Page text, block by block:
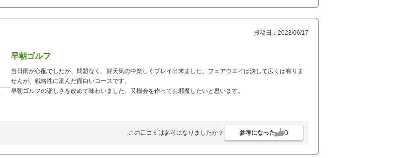
投稿日：2023/06/17
早朝ゴルフ
当日雨が心配でしたが、問題なく、好天気の中楽しくプレイ出来ました。フェアウエイは決して広くは有りま
せんが、戦略性に富んだ面白いコースです。
早朝ゴルフの楽しさを改めて味わいました。又機会を作ってお邪魔したいと思います。
この口コミは参考になりましたか？ 参考になった 0